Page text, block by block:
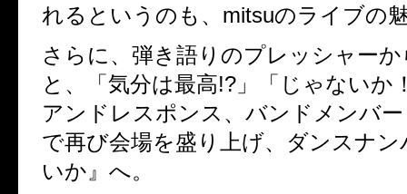
れるというのも、mitsuのライブの
さらに、弾き語りのプレッシャー
と、「気分は最高!?」「じゃないか
アンドレスポンス、バンドメンバ
で再び会場を盛り上げ、ダンスナ
いか』へ。